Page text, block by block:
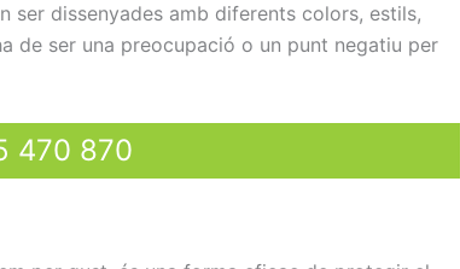
ser dissenyades amb diferents colors, estils,
de ser una preocupació o un punt negatiu per
470 870